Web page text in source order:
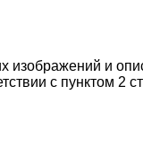
изображений и
с пунктом 2